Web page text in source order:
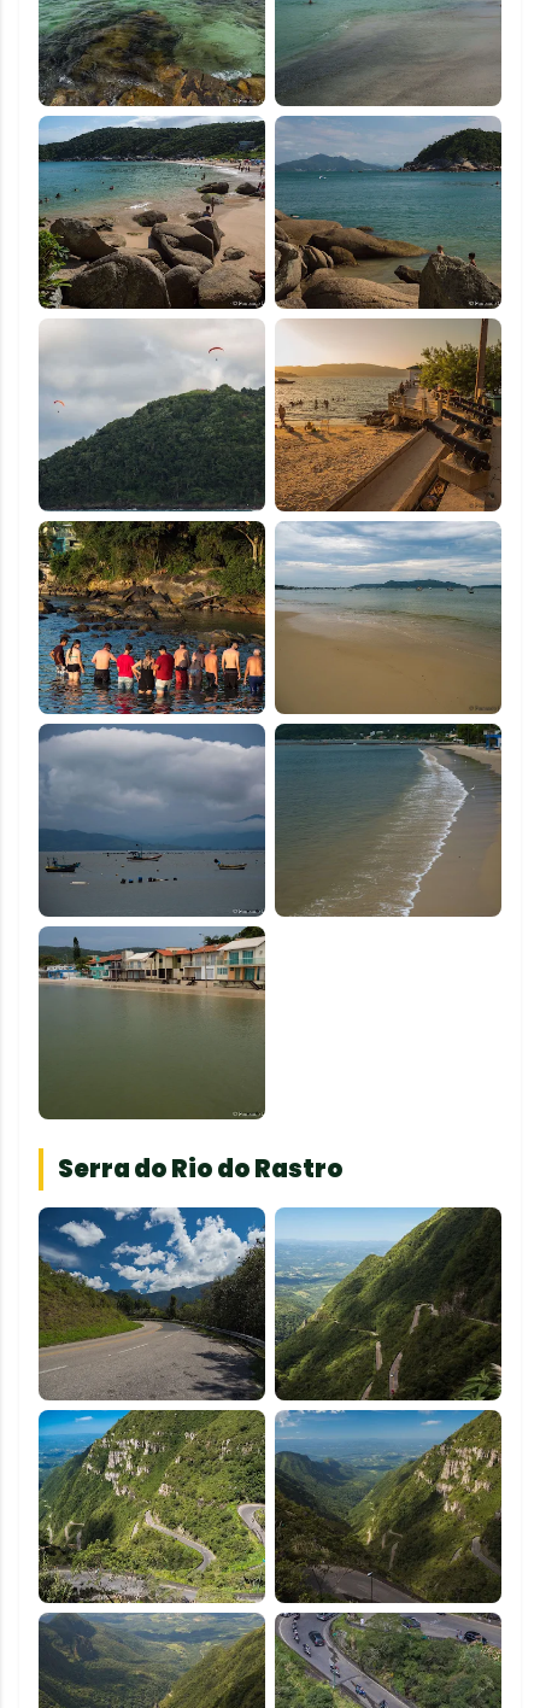
Serra do Rio do Rastro